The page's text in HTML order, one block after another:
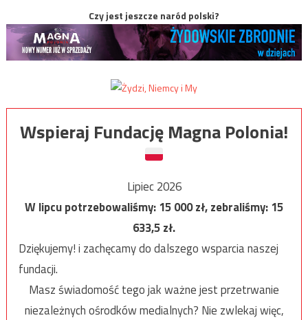
Czy jest jeszcze naród polski?
Wspieraj Fundację Magna Polonia!
Lipiec 2026
W lipcu potrzebowaliśmy:15 000zł, zebraliśmy:15
633,5zł.
Dziękujemy! i zachęcamy do dalszego wsparcia naszej
fundacji.
Masz świadomość tego jak ważne jest przetrwanie
niezależnych ośrodków medialnych? Nie zwlekaj więc,